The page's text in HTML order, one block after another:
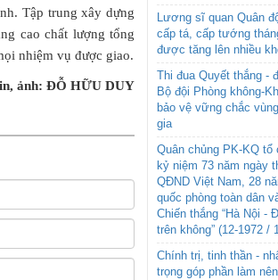
Tập trung xây dựng
cao chất lượng tổng
nhiệm vụ được giao.
ảnh: ĐỖ HỮU DUY
Lương sĩ quan Quân
cấp tá, cấp tướng
được tăng lên nhiều
Thi đua Quyết thắng -
Bộ đội Phòng không-
bảo vệ vững chắc
gia
Quân chủng PK-KQ
kỷ niệm 73 năm ngày
QĐND Việt Nam, 28
quốc phòng toàn dân
Chiến thắng “Hà Nội -
trên không” (12-1972 /
Chính trị, tinh thần -
trọng góp phần làm